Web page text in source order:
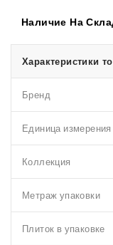
Наличие На
Характеристики
Бренд
Единица измерения
Коллекция
Метраж упаковки
Плиток в упаковке